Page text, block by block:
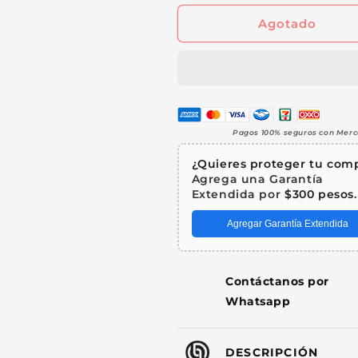
Cable
Balanceado
Macho
Hembra
Profesional
Audio
Alta
Fidelidad
Compatible
Phantom
Cable
XLR
Balanceado
Macho
Hembra
Profesional
Audio
Alta
Fidelidad
Compatible
Phantom
Agotado
Pagos 100% seguros con
¿Quieres proteger tu
Agrega una Garantía
Extendida por $300 pesos.
Agregar Garantía Extendida
Contáctanos por
Whatsapp
DESCRIPCIÓN